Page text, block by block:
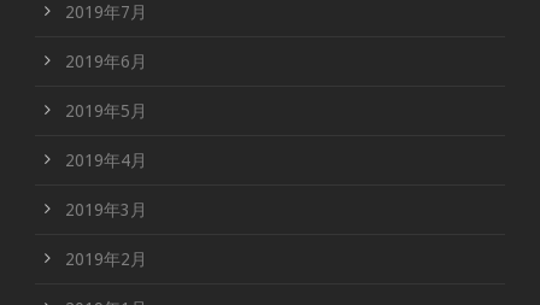
2019年7月
2019年6月
2019年5月
2019年4月
2019年3月
2019年2月